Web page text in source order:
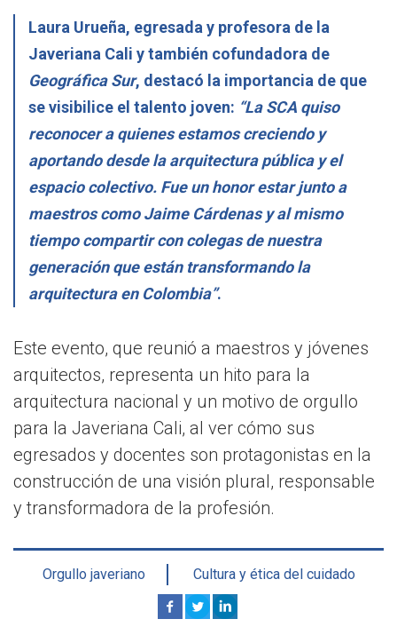
Laura Urueña, egresada y profesora de la
Javeriana Cali y también cofundadora de
Geográfica Sur, destacó la importancia de que
se visibilice el talento joven: “La SCA quiso
reconocer a quienes estamos creciendo y
aportando desde la arquitectura pública y el
espacio colectivo. Fue un honor estar junto a
maestros como Jaime Cárdenas y al mismo
tiempo compartir con colegas de nuestra
generación que están transformando la
arquitectura en Colombia”.
Este evento, que reunió a maestros y jóvenes
arquitectos, representa un hito para la
arquitectura nacional y un motivo de orgullo
para la Javeriana Cali, al ver cómo sus
egresados y docentes son protagonistas en la
construcción de una visión plural, responsable
y transformadora de la profesión.
Orgullo javeriano Cultura y ética del cuidado